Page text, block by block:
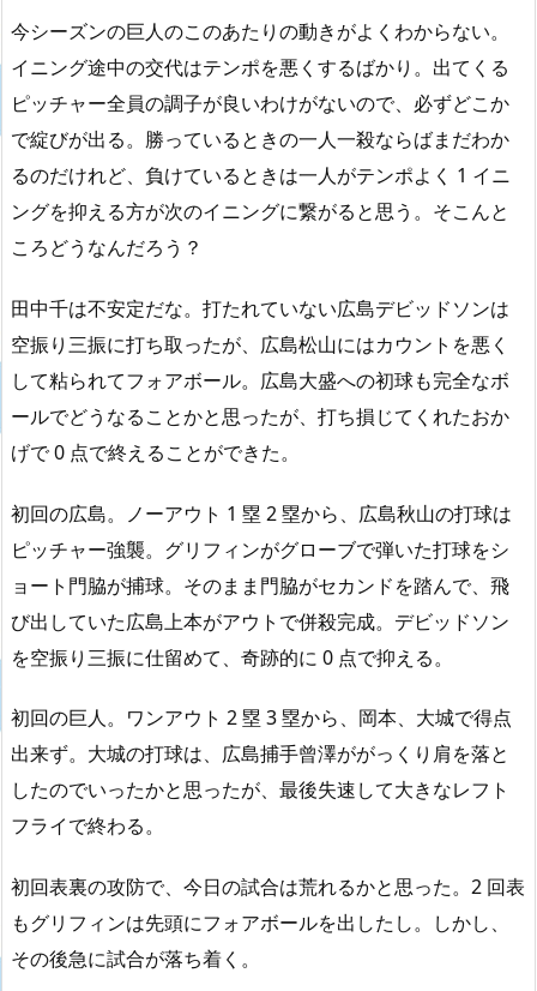
今シーズンの巨人のこのあたりの動きがよくわからない。
イニング途中の交代はテンポを悪くするばかり。出てくる
ピッチャー全員の調子が良いわけがないので、必ずどこか
で綻びが出る。勝っているときの一人一殺ならばまだわか
るのだけれど、負けているときは一人がテンポよく 1 イニ
ングを抑える方が次のイニングに繋がると思う。そこんと
ころどうなんだろう？
田中千は不安定だな。打たれていない広島デビッドソンは
空振り三振に打ち取ったが、広島松山にはカウントを悪く
して粘られてフォアボール。広島大盛への初球も完全なボ
ールでどうなることかと思ったが、打ち損じてくれたおか
げで 0 点で終えることができた。
初回の広島。ノーアウト 1 塁 2 塁から、広島秋山の打球は
ピッチャー強襲。グリフィンがグローブで弾いた打球をシ
ョート門脇が捕球。そのまま門脇がセカンドを踏んで、飛
び出していた広島上本がアウトで併殺完成。デビッドソン
を空振り三振に仕留めて、奇跡的に 0 点で抑える。
初回の巨人。ワンアウト 2 塁 3 塁から、岡本、大城で得点
出来ず。大城の打球は、広島捕手曾澤ががっくり肩を落と
したのでいったかと思ったが、最後失速して大きなレフト
フライで終わる。
初回表裏の攻防で、今日の試合は荒れるかと思った。2 回表
もグリフィンは先頭にフォアボールを出したし。しかし、
その後急に試合が落ち着く。